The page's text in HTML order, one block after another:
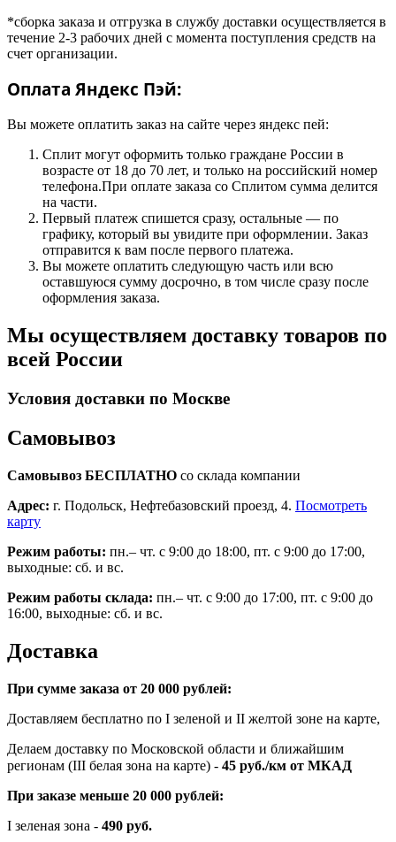
*сборка заказа и отгрузка в службу доставки осуществляется в
течение 2-3 рабочих дней с момента поступления средств на
счет организации.
Оплата Яндекс Пэй:
Вы можете оплатить заказ на сайте через яндекс пей:
Сплит могут оформить только граждане России в
возрасте от 18 до 70 лет, и только на российский номер
телефона.При оплате заказа со Сплитом сумма делится
на части.
Первый платеж спишется сразу, остальные — по
графику, который вы увидите при оформлении. Заказ
отправится к вам после первого платежа.
Вы можете оплатить следующую часть или всю
оставшуюся сумму досрочно, в том числе сразу после
оформления заказа.
Мы осуществляем доставку товаров по
всей России
Условия доставки по Москве
Самовывоз
Самовывоз БЕСПЛАТНО со склада компании
Адрес: г. Подольск, Нефтебазовский проезд, 4. Посмотреть
карту
Режим работы: пн.– чт. с 9:00 до 18:00, пт. с 9:00 до 17:00,
выходные: сб. и вс.
Режим работы склада: пн.– чт. с 9:00 до 17:00, пт. с 9:00 до
16:00, выходные: сб. и вс.
Доставка
При сумме заказа от 20 000 рублей:
Доставляем бесплатно по I зеленой и II желтой зоне на карте,
Делаем доставку по Московской области и ближайшим
регионам (III белая зона на карте) - 45 руб./км от МКАД
При заказе меньше 20 000 рублей:
I зеленая зона - 490 руб.